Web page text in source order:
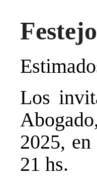
Los
2025,
21 hs.